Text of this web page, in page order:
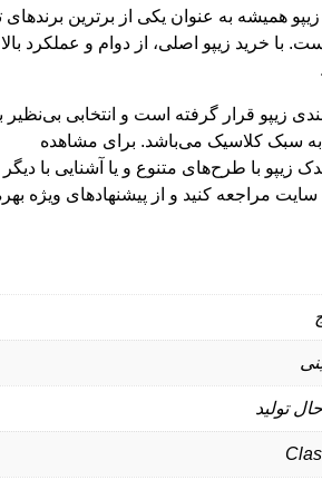
زیپو همیشه به عنوان یکی از برترین برندهای
با خرید زیپو اصلی، از دوام و عملکرد
زیپو قرار گرفته است و انتخابی بی‌نظیر
به سبک کلاسیک می‌باشد. برای مشاهده
زیپو با طرح‌های متنوع و یا آشنایی با دیگر
سایت مراجعه کنید و از پیشنهادهای ویژه
تولید